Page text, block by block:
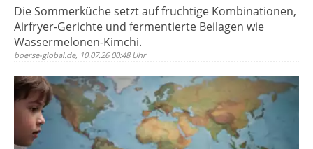
Die Sommerküche setzt auf fruchtige Kombinationen,
Airfryer-Gerichte und fermentierte Beilagen wie
Wassermelonen-Kimchi.
boerse-global.de, 10.07.26 00:48 Uhr